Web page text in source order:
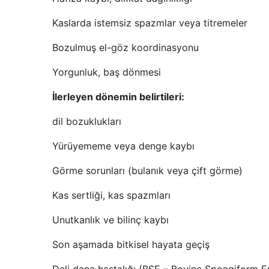
Kaslarda istemsiz spazmlar veya titremeler
Bozulmuş el-göz koordinasyonu
Yorgunluk, baş dönmesi
İlerleyen dönemin belirtileri:
dil bozuklukları
Yürüyememe veya denge kaybı
Görme sorunları (bulanık veya çift görme)
Kas sertliği, kas spazmları
Unutkanlık ve bilinç kaybı
Son aşamada bitkisel hayata geçiş